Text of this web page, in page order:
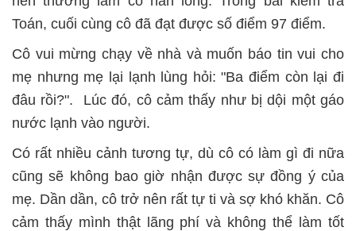
Toán, cuối cùng cô đã đạt được số điểm 97 điểm.
Cô vui mừng chạy về nhà và muốn báo tin vui cho
mẹ nhưng mẹ lại lạnh lùng hỏi: "Ba điểm còn lại đi
đâu rồi?". Lúc đó, cô cảm thấy như bị dội một gáo
nước lạnh vào người.
Có rất nhiều cảnh tương tự, dù cô có làm gì đi nữa
cũng sẽ không bao giờ nhận được sự đồng ý của
mẹ. Dần dần, cô trở nên rất tự ti và sợ khó khăn. Cô
cảm thấy mình thật lãng phí và không thể làm tốt